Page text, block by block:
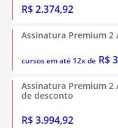
R$ 2.374,92
Assinatura Premium 2
cursos em até 12x de R$
Assinatura Premium 2
de desconto
R$ 3.994,92